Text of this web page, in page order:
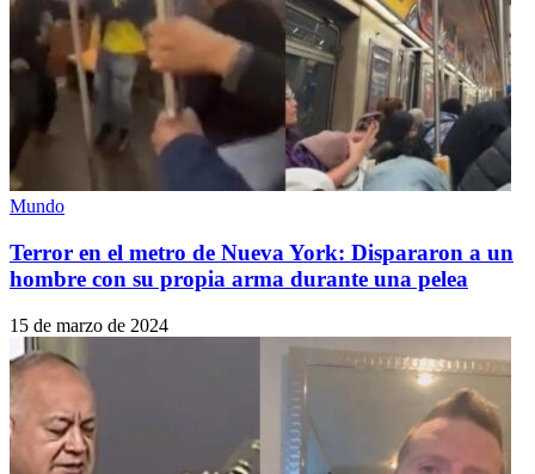
Mundo
Terror en el metro de Nueva York: Dispararon a un
hombre con su propia arma durante una pelea
15 de marzo de 2024